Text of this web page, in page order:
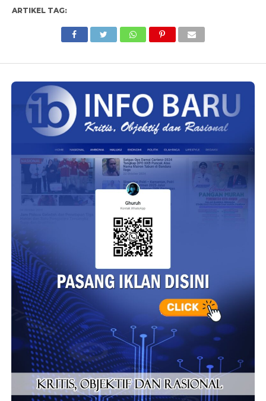
ARTIKEL TAG: